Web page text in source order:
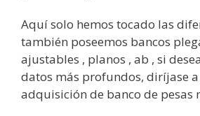
Aquí solo hemos tocado las
también poseemos bancos
ajustables , planos , ab , si
datos más profundos, diríjase
adquisición de banco de